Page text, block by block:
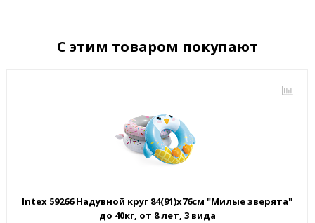
С этим товаром покупают
Intex 59266 Надувной круг 84(91)х76см "Милые зверята"
до 40кг, от 8 лет, 3 вида